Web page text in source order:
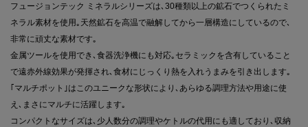
フュージョンテック ミネラルシリーズは､30種類以上の鉱石でつくられたミ
ネラル素材を使用｡天然鉱石を高温で融解してから一層構造にしているので､
非常に頑丈な素材です｡
金属ツールを使用でき､食器洗浄機にも対応｡セラミックを含有していること
で遠赤外線効果が発揮され､食材にじっくり熱を入れうまみを引き出します｡
｢マルチポット｣はこのユニークな形状により､あらゆる調理方法や用途に使
え､まさにマルチに活躍します｡
コンパクトなサイズは､少人数分の調理やケトルの代用にも適しており､収納